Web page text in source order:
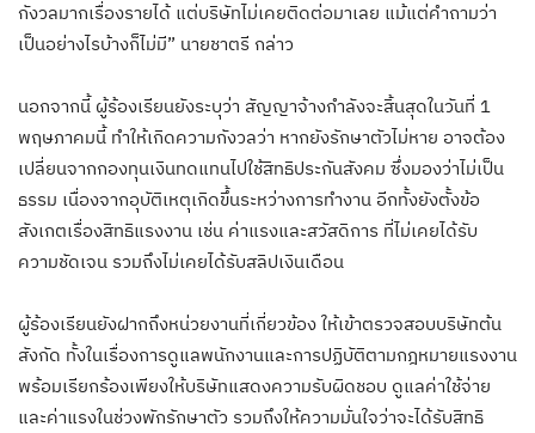
กังวลมากเรื่องรายได้ แต่บริษัทไม่เคยติดต่อมาเลย แม้แต่คำถามว่า
เป็นอย่างไรบ้างก็ไม่มี” นายชาตรี กล่าว
นอกจากนี้ ผู้ร้องเรียนยังระบุว่า สัญญาจ้างกำลังจะสิ้นสุดในวันที่ 1
พฤษภาคมนี้ ทำให้เกิดความกังวลว่า หากยังรักษาตัวไม่หาย อาจต้อง
เปลี่ยนจากกองทุนเงินทดแทนไปใช้สิทธิประกันสังคม ซึ่งมองว่าไม่เป็น
ธรรม เนื่องจากอุบัติเหตุเกิดขึ้นระหว่างการทำงาน อีกทั้งยังตั้งข้อ
สังเกตเรื่องสิทธิแรงงาน เช่น ค่าแรงและสวัสดิการ ที่ไม่เคยได้รับ
ความชัดเจน รวมถึงไม่เคยได้รับสลิปเงินเดือน
ผู้ร้องเรียนยังฝากถึงหน่วยงานที่เกี่ยวข้อง ให้เข้าตรวจสอบบริษัทต้น
สังกัด ทั้งในเรื่องการดูแลพนักงานและการปฏิบัติตามกฎหมายแรงงาน
พร้อมเรียกร้องเพียงให้บริษัทแสดงความรับผิดชอบ ดูแลค่าใช้จ่าย
และค่าแรงในช่วงพักรักษาตัว รวมถึงให้ความมั่นใจว่าจะได้รับสิทธิ